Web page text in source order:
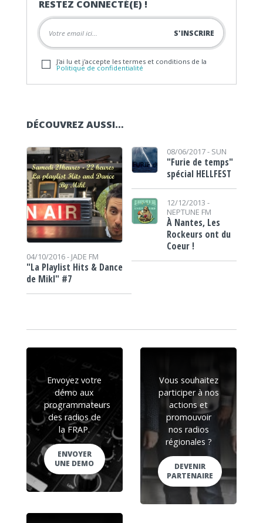
RESTEZ CONNECTÉ(E) !
J'ai lu et j'accepte les termes et conditions de la
Politique de confidentialité
DÉCOUVREZ AUSSI…
04/10/2016 - JADE FM
"La Playlist Hits & Dance
de Mikl" #7
08/06/2017 - SUN
"Furie de temps"
spécial HELLFEST
12/12/2013 -
NEPTUNE FM
À Nantes, Les
Rockeurs ont du
Coeur !
Envoyez votre
démo aux
programmateurs
des radios de
la FRAP.
ENVOYER
UNE DEMO
Vous souhaitez
participer à nos
actions et
promouvoir
nos radios
régionales ?
DEVENIR
PARTENAIRE